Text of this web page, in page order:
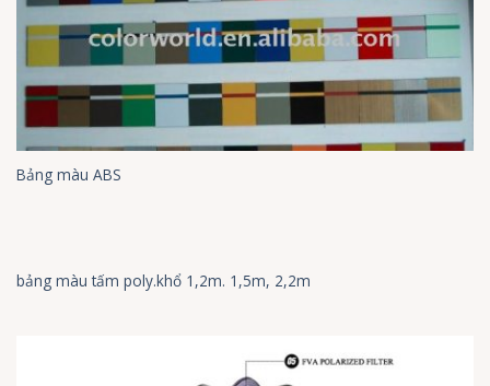
Bảng màu ABS
bảng màu tấm poly.khổ 1,2m. 1,5m, 2,2m